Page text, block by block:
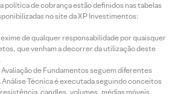
política de cobrança estão definidos nas tabelas
no site da XP Investimentos:
de qualquer responsabilidade por quaisquer
que venham a decorrer da utilização deste
Avaliação de Fundamentos seguem diferentes
Análise Técnica é executada seguindo conceitos
candles, volumes, médias móveis